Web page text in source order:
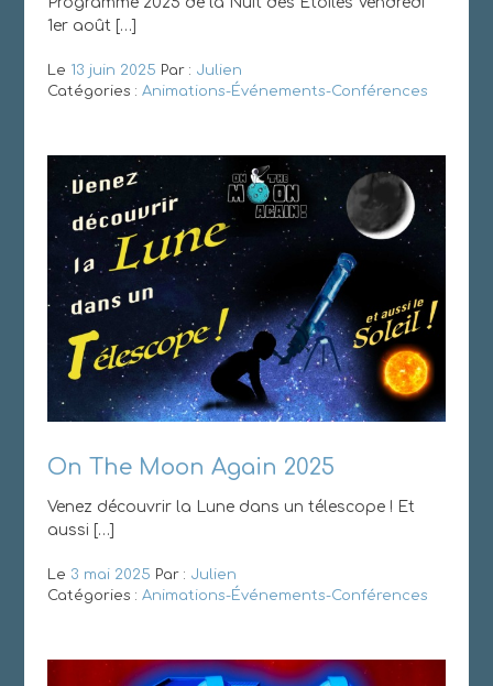
1er août […]
Le 13 juin 2025 Par : Julien
Catégories : Animations-Événements-Conférences
On The Moon Again 2025
Venez découvrir la Lune dans un télescope ! Et
aussi […]
Le 3 mai 2025 Par : Julien
Catégories : Animations-Événements-Conférences